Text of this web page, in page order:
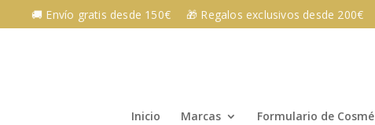
content
🚚 Envío gratis desde 150€ 🎁 Regalos exclusivos desde 200€
Inicio Marcas Formulario de